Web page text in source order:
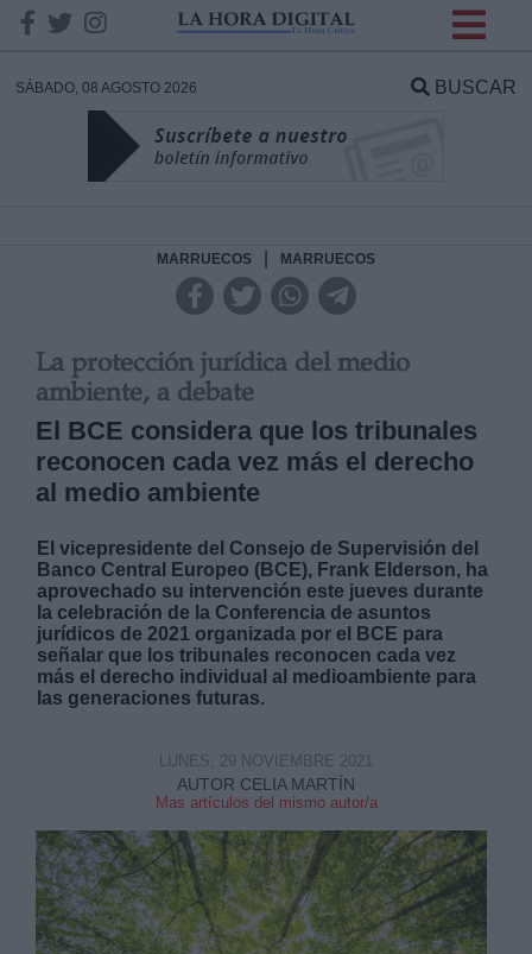
SÁBADO, 08 AGOSTO 2026 BUSCAR
MARRUECOS MARRUECOS
La protección jurídica del medio
ambiente, a debate
El BCE considera que los tribunales
reconocen cada vez más el derecho
al medio ambiente
El vicepresidente del Consejo de Supervisión del
Banco Central Europeo (BCE), Frank Elderson, ha
aprovechado su intervención este jueves durante
la celebración de la Conferencia de asuntos
jurídicos de 2021 organizada por el BCE para
señalar que los tribunales reconocen cada vez
más el derecho individual al medioambiente para
las generaciones futuras.
AUTOR CELIA MARTÍN
Mas artículos del mismo autor/a
LUNES, 29 NOVIEMBRE 2021
DATOS
Responsable:
Legitimación:
Destinatarios:
Derechos:
link
Información adicional